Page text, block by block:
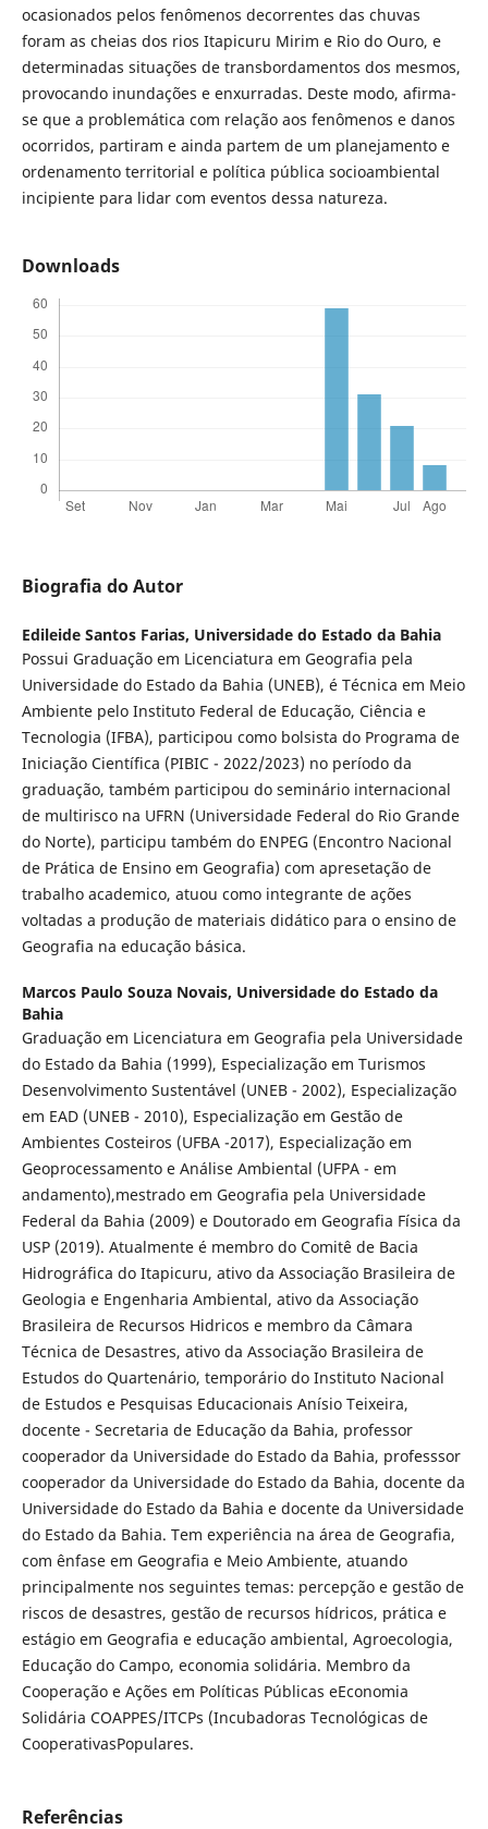
ocasionados pelos fenômenos decorrentes das chuvas
foram as cheias dos rios Itapicuru Mirim e Rio do Ouro, e
determinadas situações de transbordamentos dos mesmos,
provocando inundações e enxurradas. Deste modo, afirma-
se que a problemática com relação aos fenômenos e danos
ocorridos, partiram e ainda partem de um planejamento e
ordenamento territorial e política pública socioambiental
incipiente para lidar com eventos dessa natureza.
Downloads
Biografia do Autor
Edileide Santos Farias, Universidade do Estado da Bahia
Possui Graduação em Licenciatura em Geografia pela
Universidade do Estado da Bahia (UNEB), é Técnica em Meio
Ambiente pelo Instituto Federal de Educação, Ciência e
Tecnologia (IFBA), participou como bolsista do Programa de
Iniciação Científica (PIBIC - 2022/2023) no período da
graduação, também participou do seminário internacional
de multirisco na UFRN (Universidade Federal do Rio Grande
do Norte), participu também do ENPEG (Encontro Nacional
de Prática de Ensino em Geografia) com apresetação de
trabalho academico, atuou como integrante de ações
voltadas a produção de materiais didático para o ensino de
Geografia na educação básica.
Marcos Paulo Souza Novais, Universidade do Estado da
Bahia
Graduação em Licenciatura em Geografia pela Universidade
do Estado da Bahia (1999), Especialização em Turismos
Desenvolvimento Sustentável (UNEB - 2002), Especialização
em EAD (UNEB - 2010), Especialização em Gestão de
Ambientes Costeiros (UFBA -2017), Especialização em
Geoprocessamento e Análise Ambiental (UFPA - em
andamento),mestrado em Geografia pela Universidade
Federal da Bahia (2009) e Doutorado em Geografia Física da
USP (2019). Atualmente é membro do Comitê de Bacia
Hidrográfica do Itapicuru, ativo da Associação Brasileira de
Geologia e Engenharia Ambiental, ativo da Associação
Brasileira de Recursos Hidricos e membro da Câmara
Técnica de Desastres, ativo da Associação Brasileira de
Estudos do Quartenário, temporário do Instituto Nacional
de Estudos e Pesquisas Educacionais Anísio Teixeira,
docente - Secretaria de Educação da Bahia, professor
cooperador da Universidade do Estado da Bahia, professsor
cooperador da Universidade do Estado da Bahia, docente da
Universidade do Estado da Bahia e docente da Universidade
do Estado da Bahia. Tem experiência na área de Geografia,
com ênfase em Geografia e Meio Ambiente, atuando
principalmente nos seguintes temas: percepção e gestão de
riscos de desastres, gestão de recursos hídricos, prática e
estágio em Geografia e educação ambiental, Agroecologia,
Educação do Campo, economia solidária. Membro da
Cooperação e Ações em Políticas Públicas eEconomia
Solidária COAPPES/ITCPs (Incubadoras Tecnológicas de
CooperativasPopulares.
Referências